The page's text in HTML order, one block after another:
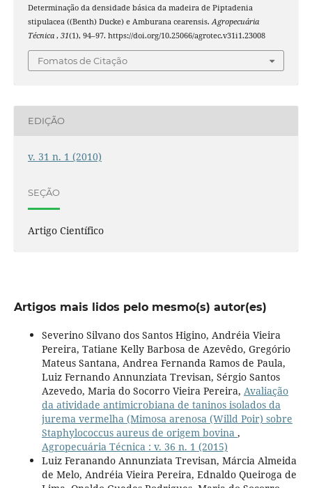
Determinação da densidade básica da madeira de Piptadenia
stipulacea ((Benth) Ducke) e Amburana cearensis.Agropecuária
Técnica , 31(1), 94–97. https://doi.org/10.25066/agrotec.v31i1.23008
Fomatos de Citação
EDIÇÃO
v. 31 n. 1 (2010)
SEÇÃO
Artigo Científico
Artigos mais lidos pelo mesmo(s) autor(es)
Severino Silvano dos Santos Higino, Andréia Vieira
Pereira, Tatiane Kelly Barbosa de Azevêdo, Gregório
Mateus Santana, Andrea Fernanda Ramos de Paula,
Luiz Fernando Annunziata Trevisan, Sérgio Santos
Azevedo, Maria do Socorro Vieira Pereira, Avaliação
da atividade antimicrobiana de taninos isolados da
jurema vermelha (Mimosa arenosa (Willd Poir) sobre
Staphylococcus aureus de origem bovina ,
Agropecuária Técnica : v. 36 n. 1 (2015)
Luiz Feranando Annunziata Trevisan, Márcia Almeida
de Melo, Andréia Vieira Pereira, Ednaldo Queiroga de